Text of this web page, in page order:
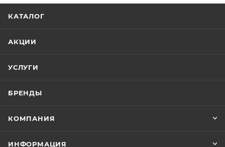
КАТАЛОГ
АКЦИИ
УСЛУГИ
БРЕНДЫ
КОМПАНИЯ
ИНФОРМАЦИЯ